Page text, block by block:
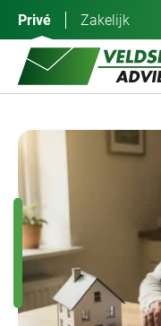
inhoud
Privé Zakelijk